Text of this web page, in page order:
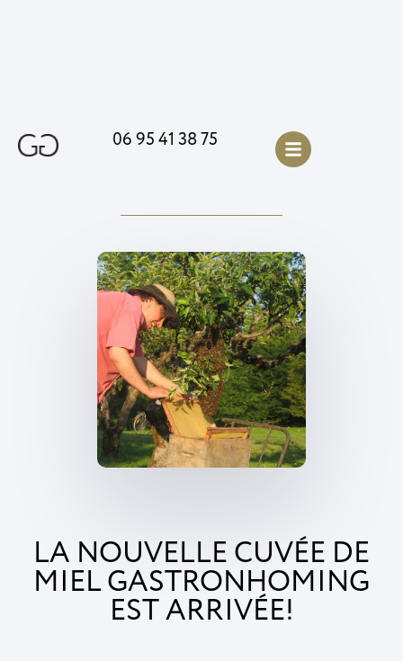
06 95 41 38 75
LA NOUVELLE CUVÉE DE
MIEL GASTRONHOMING
EST ARRIVÉE!